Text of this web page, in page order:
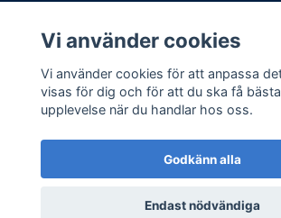
Sociala medier
© 2026 Antispinn AB
Vi använder cookies
Vi använder cookies för att anpassa
visas för dig och för att du ska få
upplevelse när du handlar hos oss.
Godkänn alla
Endast nödvändiga